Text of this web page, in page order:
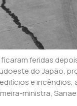
feridas
do Japão,
e incêndios,
ministra,